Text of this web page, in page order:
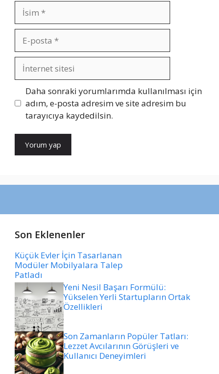
İsim
posta
İnternet
sitesi
Daha sonraki yorumlarımda kullanılması için
adım, e-posta adresim ve site adresim bu
tarayıcıya kaydedilsin.
Son Eklenenler
Küçük Evler İçin Tasarlanan
Modüler Mobilyalara Talep
Patladı
Yeni Nesil Başarı Formülü:
Yükselen Yerli Startupların Ortak
Özellikleri
Son Zamanların Popüler Tatları:
Lezzet Avcılarının Görüşleri ve
Kullanıcı Deneyimleri